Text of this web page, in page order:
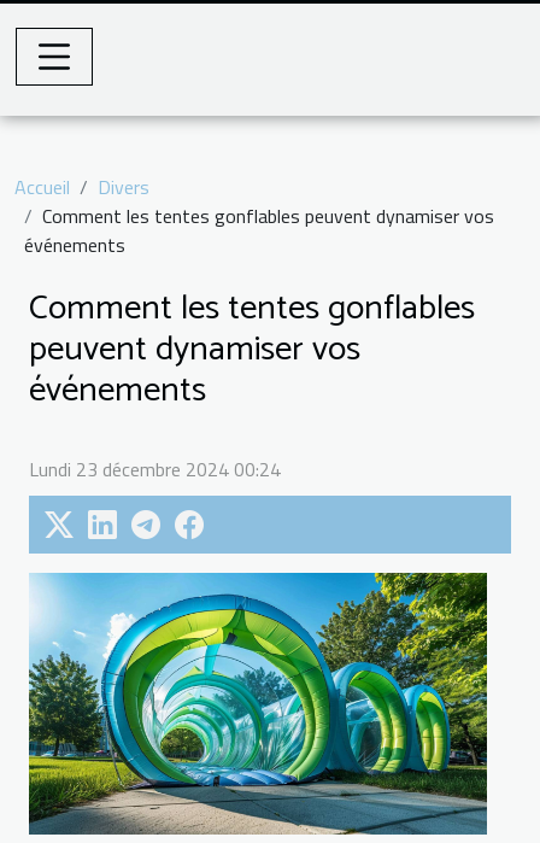
Accueil
Divers
Comment les tentes gonflables peuvent dynamiser vos
événements
Comment les tentes gonflables
peuvent dynamiser vos
événements
Lundi 23 décembre 2024 00:24